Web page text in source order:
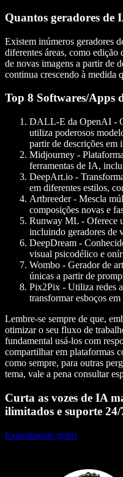
Quantos geradores de
Existem inúmeros geradores
diferentes áreas, como edição
de novas imagens a partir de
continua crescendo à medida
Top 8 Softwares/Apps
DALL-E da OpenAI -
utiliza poderosos
partir de descrições em
Midjourney -
ferramentas de IA,
DeepArt.io -
em diferentes estilos,
Artbreeder- Mescla
composições novas e
Runway ML - Oferece
incluindo geradores de
DeepDream -
visual psicodélico e
Wombo - Gerador de
únicas a partir de
Pix2Pix - Utiliza redes
transformar esboços
Lembre-se sempre de que,
otimizar o seu fluxo de
fundamental usá-los com
compartilhar em plataformas
como sempre, para outras
tema, vale a pena consultar
Curta as vozes de IA
ilimitados e suporte 24/
Experimente grátis